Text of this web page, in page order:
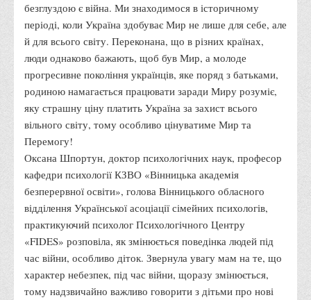
Програми стажування (міжнародна практика)
Міжнародні проєкти
Корисні посилання
Навчально-методичний
З організації виховної та культурно-мистецької роботи
студентів
Технічних засобів навчання
Редакційно-видавничий
Центри
Розвитку кар’єри
Ресурсний центр зі сталого розвитку
Моніторингу якості освітнього процесу та інноваційного
розвитку
Грантових проєктів
безглуздою є війна. Ми знаходимося в історичному
періоді, коли Україна здобуває Мир не лише для себе, але
й для всього світу. Переконана, що в різних країнах,
люди однаково бажають, щоб був Мир, а молоде
прогресивне покоління українців, яке поряд з батьками,
родиною намагається працювати заради Миру розуміє,
яку страшну ціну платить Україна за захист всього
вільного світу, тому особливо цінуватиме Мир та
Перемогу!
Оксана Шпортун, доктор психологічних наук, професор
кафедри психології КЗВО «Вінницька академія
безперервної освіти», голова Вінницького обласного
відділення Української асоціації сімейних психологів,
практикуючий психолог Психологічного Центру
«FIDES» розповіла, як змінюється поведінка людей під
час війни, особливо діток. Звернула увагу мам на те, що
характер небезпек, під час війни, щоразу змінюється,
тому надзвичайно важливо говорити з дітьми про нові